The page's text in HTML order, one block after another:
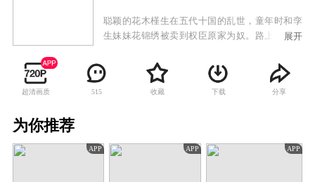
聪颖的花木槿生在五代十国的乱世，童年时和孪
生妹妹花锦绣被卖到权臣原家为奴。路上与同行
兰，发誓相互照应。为了在危机四伏的原家生存
下去，助小五义兄妹出人头地，花木槿甘愿做苦
役，用父亲传授的《商训》和智巧之术帮助兄弟
彩的一笔，视若兄长的宋明磊、纯情的原非珏、
展开
超清画质 515 收藏 下载 分享
为你推荐
APP APP APP